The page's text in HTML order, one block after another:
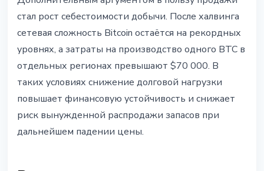
стал рост себестоимости добычи. После халвинга
сетевая сложность Bitcoin остаётся на рекордных
уровнях, а затраты на производство одного BTC в
отдельных регионах превышают $70 000. В
таких условиях снижение долговой нагрузки
повышает финансовую устойчивость и снижает
риск вынужденной распродажи запасов при
дальнейшем падении цены.